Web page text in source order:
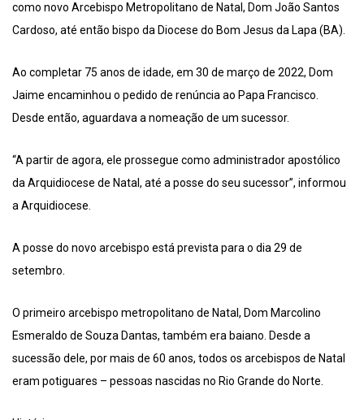
como novo Arcebispo Metropolitano de Natal, Dom João Santos
Cardoso, até então bispo da Diocese do Bom Jesus da Lapa (BA).
Ao completar 75 anos de idade, em 30 de março de 2022, Dom
Jaime encaminhou o pedido de renúncia ao Papa Francisco.
Desde então, aguardava a nomeação de um sucessor.
“A partir de agora, ele prossegue como administrador apostólico
da Arquidiocese de Natal, até a posse do seu sucessor”, informou
a Arquidiocese.
A posse do novo arcebispo está prevista para o dia 29 de
setembro.
O primeiro arcebispo metropolitano de Natal, Dom Marcolino
Esmeraldo de Souza Dantas, também era baiano. Desde a
sucessão dele, por mais de 60 anos, todos os arcebispos de Natal
eram potiguares – pessoas nascidas no Rio Grande do Norte.